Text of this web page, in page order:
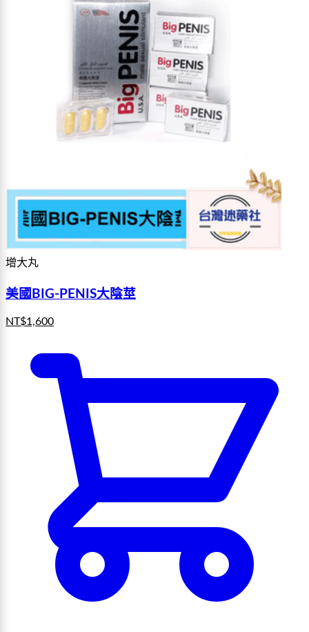
增大丸
美國BIG-PENIS大陰莖
NT$1,600